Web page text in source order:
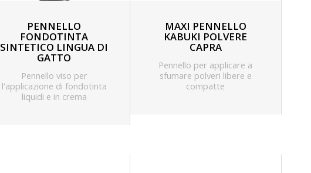
PENNELLO
FONDOTINTA
SINTETICO LINGUA DI
GATTO
Pennello viso per
l'applicazione di fondotinta
liquidi e in crema
MAXI PENNELLO
KABUKI POLVERE
CAPRA
Pennello per applicare a
sfumare polveri libere e
compatte